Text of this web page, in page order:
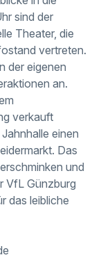
sind der
Theater, die
vertreten.
der eigenen
an.
verkauft
einen
Das
und
VfL Günzburg
das leibliche